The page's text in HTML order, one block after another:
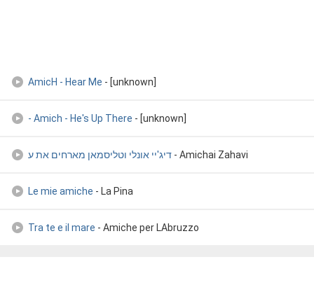
AmicH - Hear Me - [unknown]
- Amich - He's Up There - [unknown]
דיג'יי אונלי וטליסמאן מארחים את ע - Amichai Zahavi
Le mie amiche - La Pina
Tra te e il mare - Amiche per LAbruzzo